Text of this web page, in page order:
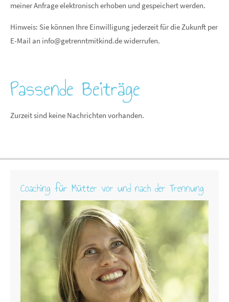
meiner Anfrage elektronisch erhoben und gespeichert werden.
Hinweis: Sie können Ihre Einwilligung jederzeit für die Zukunft per
E-Mail an info@getrenntmitkind.dewiderrufen.
Passende Beiträge
Zurzeit sind keine Nachrichten vorhanden.
Coaching für Mütter vor und nach der Trennung